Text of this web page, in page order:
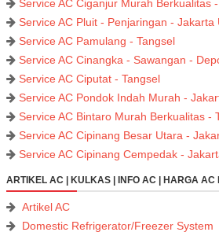
Service AC Ciganjur Murah Berkualitas
Service AC Pluit - Penjaringan - Jakarta
Service AC Pamulang - Tangsel
Service AC Cinangka - Sawangan -
Service AC Ciputat - Tangsel
Service AC Pondok Indah Murah -
Service AC Bintaro Murah Berkualitas -
Service AC Cipinang Besar Utara -
Service AC Cipinang Cempedak -
ARTIKEL AC | KULKAS | INFO AC | HARGA
Artikel AC
Domestic Refrigerator/Freezer System